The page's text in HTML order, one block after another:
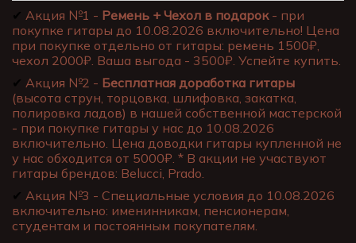
✔ Акция №1 - Ремень + Чехол в подарок- при
покупке гитары до 10.08.2026 включительно! Цена
при покупке отдельно от гитары: ремень 1500₽,
чехол 2000₽. Ваша выгода - 3500₽. Успейте купить.
✔ Акция №2 - Бесплатная доработка гитары
(высота струн, торцовка, шлифовка, закатка,
полировка ладов) в нашей собственной мастерской
- при покупке гитары у нас до 10.08.2026
включительно. Цена доводки гитары купленной не
у нас обходится от 5000₽. * В акции не участвуют
гитары брендов: Belucci, Prado.
✔ Акция №3 - Специальные условия до 10.08.2026
включительно: именинникам, пенсионерам,
студентам и постоянным покупателям.